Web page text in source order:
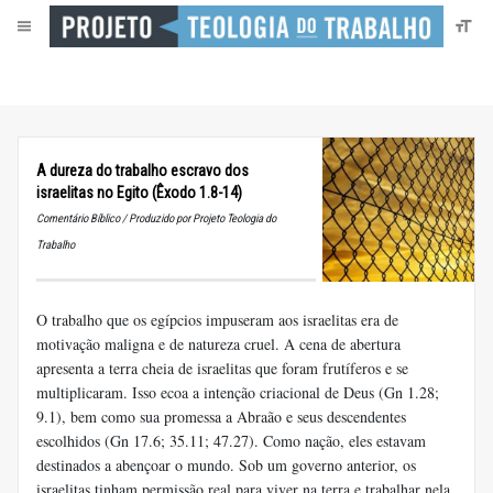
A dureza do trabalho escravo dos
israelitas no Egito (Êxodo 1.8-14)
Comentário Bíblico / Produzido por Projeto Teologia do
Trabalho
O trabalho que os egípcios impuseram aos israelitas era de
motivação maligna e de natureza cruel. A cena de abertura
apresenta a terra cheia de israelitas que foram frutíferos e se
multiplicaram. Isso ecoa a intenção criacional de Deus (Gn 1.28;
9.1), bem como sua promessa a Abraão e seus descendentes
escolhidos (Gn 17.6; 35.11; 47.27). Como nação, eles estavam
destinados a abençoar o mundo. Sob um governo anterior, os